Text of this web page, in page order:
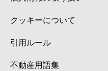
クッキーについて
引用ルール
不動産用語集